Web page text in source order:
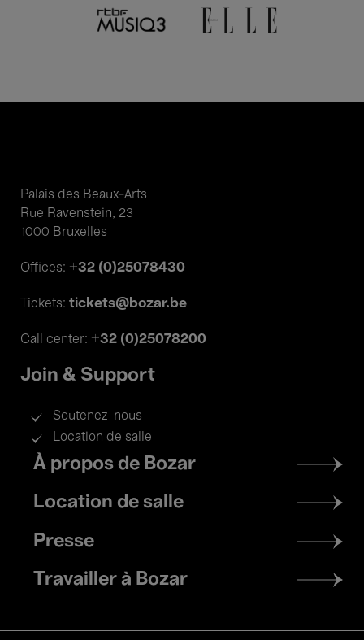
Palais des Beaux-Arts
Rue Ravenstein, 23
1000 Bruxelles
Offices: +32 (0)25078430
Tickets: tickets@bozar.be
Call center: +32 (0)25078200
Join & Support
Soutenez-nous
Location de salle
Footer
menu
À propos de Bozar
Location de salle
Presse
Travailler à Bozar